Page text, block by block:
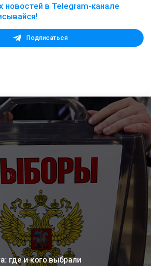
в Telegram-канале
Подписаться
где и кого выбрали